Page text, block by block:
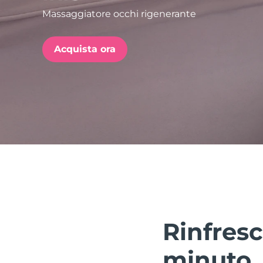
Massaggiatore occhi rigenerante
Acquista ora
issa™ Teeth Whitening Set
POPOLARE